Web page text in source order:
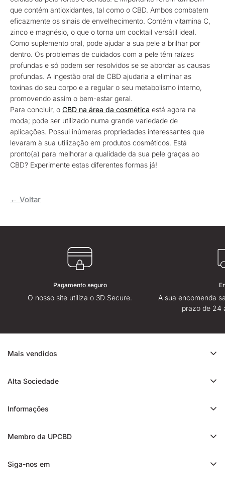
que contém antioxidantes, tal como o CBD. Ambos combatem
eficazmente os sinais de envelhecimento. Contém vitamina C,
zinco e magnésio, o que o torna um cocktail versátil ideal.
Como suplemento oral, pode ajudar a sua pele a brilhar por
dentro. Os problemas de cuidados com a pele têm raízes
profundas e só podem ser resolvidos se se abordar as causas
profundas. A ingestão oral de CBD ajudaria a eliminar as
toxinas do seu corpo e a regular o seu metabolismo interno,
promovendo assim o bem-estar geral.
Para concluir, o CBD na área da cosmética está agora na
moda; pode ser utilizado numa grande variedade de
aplicações. Possui inúmeras propriedades interessantes que
levaram à sua utilização em produtos cosméticos. Está
pronto(a) para melhorar a qualidade da sua pele graças ao
CBD? Experimente estas diferentes formas já!
← Voltar
Pagamento seguro
O nosso site utiliza o 3D Secure.
A sua encomenda
prazo de 24
Mais vendidos
Cali CBD
Trim CBD
Alta Sociedade
Avaliação da High Society
Presentes High Society
Informações
Entrega
Membro da UPCBD
Siga-nos em